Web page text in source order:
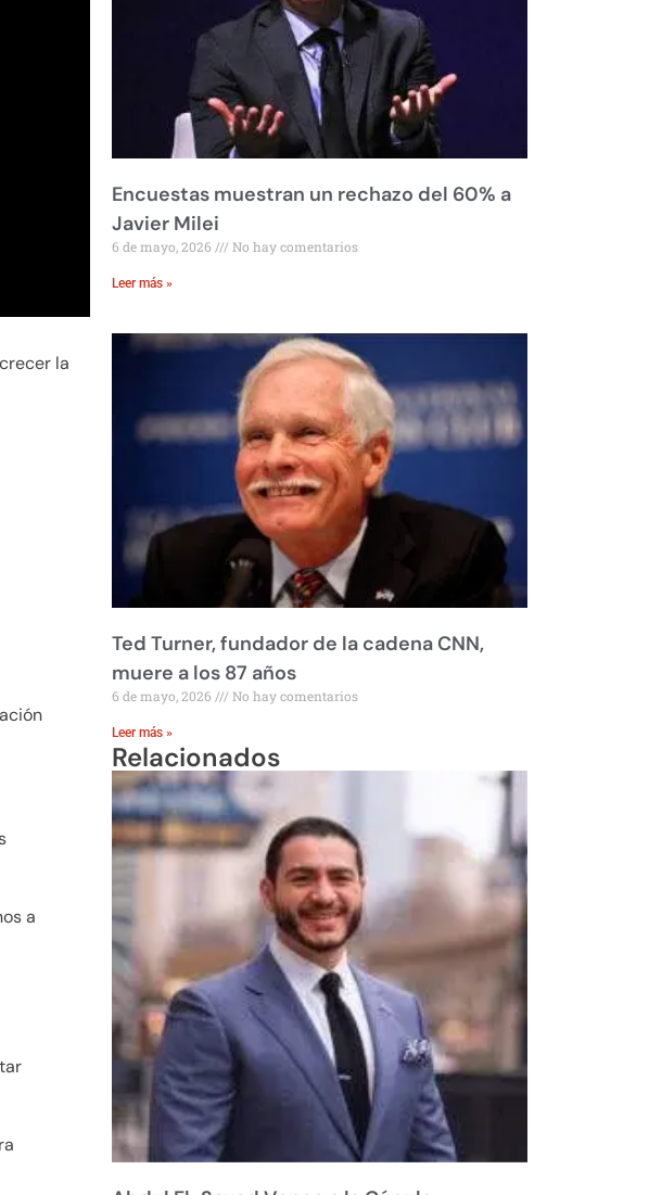
la
a
Encuestas muestran un rechazo del 60% a
Javier Milei
6 de mayo, 2026 No hay comentarios
Leer más »
Ted Turner, fundador de la cadena CNN,
muere a los 87 años
6 de mayo, 2026 No hay comentarios
Leer más »
Relacionados